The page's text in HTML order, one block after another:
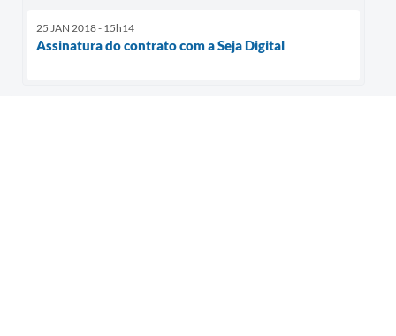
25 JAN 2018 - 15h14
Assinatura do contrato com a Seja Digital